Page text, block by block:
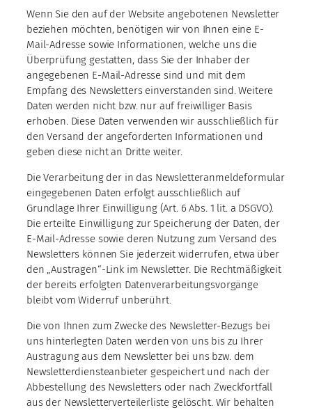
Wenn Sie den auf der Website angebotenen Newsletter
beziehen möchten, benötigen wir von Ihnen eine E-
Mail-Adresse sowie Informationen, welche uns die
Überprüfung gestatten, dass Sie der Inhaber der
angegebenen E-Mail-Adresse sind und mit dem
Empfang des Newsletters einverstanden sind. Weitere
Daten werden nicht bzw. nur auf freiwilliger Basis
erhoben. Diese Daten verwenden wir ausschließlich für
den Versand der angeforderten Informationen und
geben diese nicht an Dritte weiter.
Die Verarbeitung der in das Newsletteranmeldeformular
eingegebenen Daten erfolgt ausschließlich auf
Grundlage Ihrer Einwilligung (Art. 6 Abs. 1 lit. a DSGVO).
Die erteilte Einwilligung zur Speicherung der Daten, der
E-Mail-Adresse sowie deren Nutzung zum Versand des
Newsletters können Sie jederzeit widerrufen, etwa über
den „Austragen“-Link im Newsletter. Die Rechtmäßigkeit
der bereits erfolgten Datenverarbeitungsvorgänge
bleibt vom Widerruf unberührt.
Die von Ihnen zum Zwecke des Newsletter-Bezugs bei
uns hinterlegten Daten werden von uns bis zu Ihrer
Austragung aus dem Newsletter bei uns bzw. dem
Newsletterdiensteanbieter gespeichert und nach der
Abbestellung des Newsletters oder nach Zweckfortfall
aus der Newsletterverteilerliste gelöscht. Wir behalten